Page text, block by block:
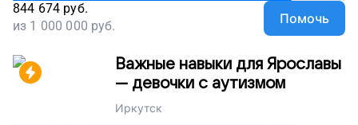
844 674 руб.
из 1 000 000 руб. Помочь
Важные навыки для Ярославы
— девочки с аутизмом
Иркутск